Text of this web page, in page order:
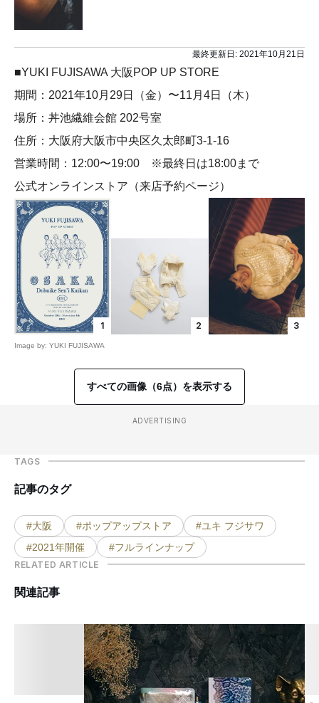
最終更新日: 2021年10月21日
■YUKI FUJISAWA 大阪POP UP STORE
期間：2021年10月29日（金）〜11月4日（木）
場所：丼池繊維会館 202号室
住所：大阪府大阪市中央区久太郎町3-1-16
営業時間：12:00〜19:00 ※最終日は18:00まで
公式オンラインストア（来店予約ページ）
1
Image by: YUKI FUJISAWA
2 3
すべての画像（6点）を表示する
ADVERTISING
TAGS
記事のタグ
#大阪 #ポップアップストア
#ユキ フジサワ
#2021年開催
#フルラインナップ
RELATED ARTICLE
関連記事